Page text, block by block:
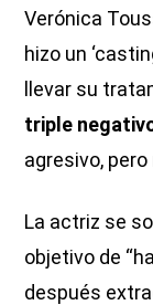
Verónica
hizo un
llevar su
triple
agresivo,
La actriz se
objetivo de
después